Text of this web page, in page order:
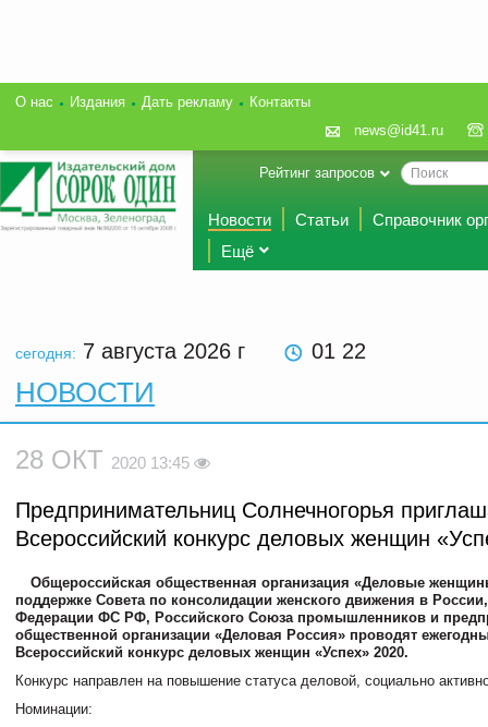
О нас Издания Дать рекламу
Контакты
news@id41.ru
Рейтинг запросов
Новости Статьи
Справочник
Ещё
сегодня: 7 августа 2026 г 01 22
НОВОСТИ
28 ОКТ 2020 13:45
Предпринимательниц Солнечногорья
Всероссийский конкурс деловых женщин
Общероссийская общественная организация «Деловые
поддержке Совета по консолидации женского движения в
Федерации ФС РФ, Российского Союза промышленников и
общественной организации «Деловая Россия» проводят
Всероссийский конкурс деловых женщин «Успех» 2020.
Конкурс направлен на повышение статуса деловой, социально
Номинации: